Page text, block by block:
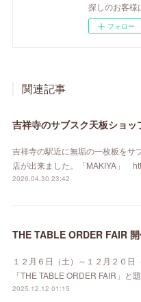
探しのお客様
フォロー
関連記事
吉祥寺のサブスク天板ショッ
吉祥寺の駅近に無垢の一枚板をサ
店が出来ました。「MAKIYA」
2026.04.30 23:42
THE TABLE ORDER FAIR
１２月６日（土）～１２月２０日
「THE TABLE ORDER FAIR」と
2025.12.12 01:15